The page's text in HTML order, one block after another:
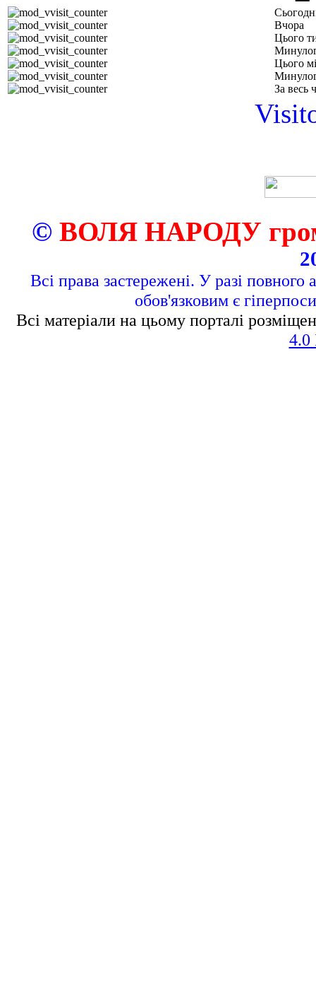
Вчора
Цього
Цього
За весь
© ВОЛЯ НАРОДУ
Всі права застережені. У разі повного
обов'язковим є
Всі матеріали на цьому порталі
4.0